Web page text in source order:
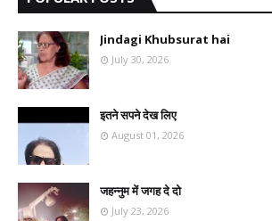
Jindagi Khubsurat hai
July 30, 2026
इतने सपने देख लिए
August 01, 2026
जहन्नुम में जगह दे दो
July 23, 2026